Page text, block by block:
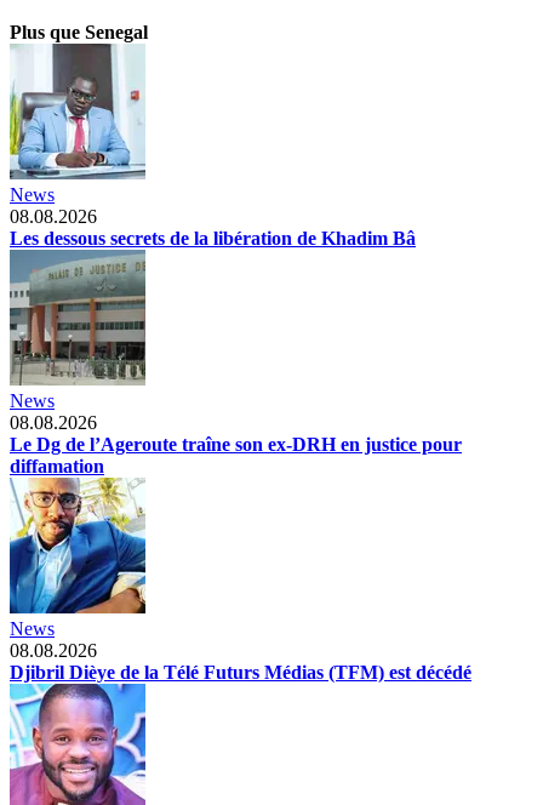
Plus que Senegal
News
08.08.2026
Les dessous secrets de la libération de Khadim Bâ
News
08.08.2026
Le Dg de l’Ageroute traîne son ex-DRH en justice pour
diffamation
News
08.08.2026
Djibril Dièye de la Télé Futurs Médias (TFM) est décédé